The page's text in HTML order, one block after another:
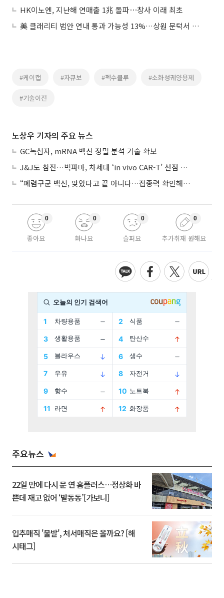
HK이노엔, 지난해 연매출 1兆 돌파⋯창사 이래 최초
美 클래리티 법안 연내 통과 가능성 13%…상원 문턱서 제동
#케이캡 #자큐보 #펙수클루 #소화성궤양용제
#기술이전
노상우 기자의 주요 뉴스
GC녹십자, mRNA 백신 정밀 분석 기술 확보
J&J도 참전…빅파마, 차세대 ‘in vivo CAR-T’ 선점 경쟁 본격화
“폐렴구균 백신, 맞았다고 끝 아니다…접종력 확인해야”
좋아요
0
화나요
0
슬퍼요
0
추가취재 원해요
0
주요뉴스
22일 만에 다시 문 연 홈플러스…정상화 바
쁜데 재고 없어 ‘발동동’[가보니]
입추매직 '불발', 처서매직은 올까요? [해
시태그]